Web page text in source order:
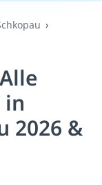
in
2026 &